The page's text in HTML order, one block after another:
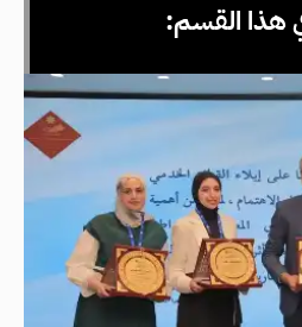
هذا القسم: